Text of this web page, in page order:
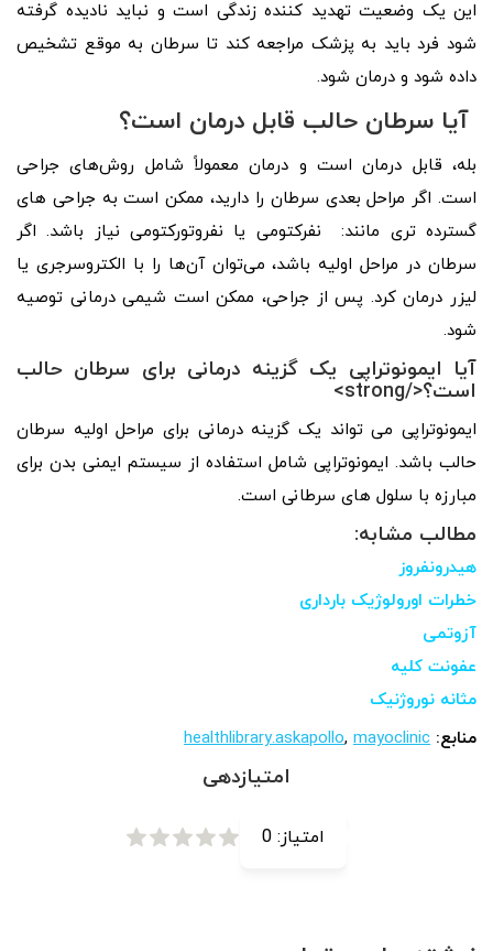
این یک وضعیت تهدید کننده زندگی است و نباید نادیده گرفته
شود فرد باید به پزشک مراجعه کند تا سرطان به موقع تشخیص
داده شود و درمان شود.
آیا سرطان حالب قابل درمان است؟
بله، قابل درمان است و درمان معمولاً شامل روش‌های جراحی
است. اگر مراحل بعدی سرطان را دارید، ممکن است به جراحی های
گسترده تری مانند: نفرکتومی یا نفروتورکتومی نیاز باشد. اگر
سرطان در مراحل اولیه باشد، می‌توان آن‌ها را با الکتروسرجری یا
لیزر درمان کرد. پس از جراحی، ممکن است شیمی درمانی توصیه
شود.
آیا ایمونوتراپی یک گزینه درمانی برای سرطان حالب
است؟</strong>
ایمونوتراپی می تواند یک گزینه درمانی برای مراحل اولیه سرطان
حالب باشد. ایمونوتراپی شامل استفاده از سیستم ایمنی بدن برای
مبارزه با سلول های سرطانی است.
مطالب مشابه:
هیدرونفروز
خطرات اورولوژیک بارداری
آزوتمی
عفونت کلیه
مثانه نوروژنیک
منابع:
healthlibrary.askapollo, mayoclinic
امتیازدهی
امتیاز: 0